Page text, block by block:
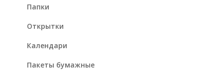
Папки
Открытки
Календари
Пакеты бумажные